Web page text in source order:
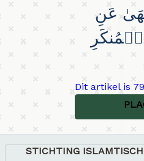
عَنِ
Dit artikel is
STICHTING